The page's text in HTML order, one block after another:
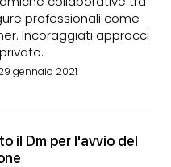
professionali come
Incoraggiati approcci
gennaio 2021
il Dm per l'avvio del